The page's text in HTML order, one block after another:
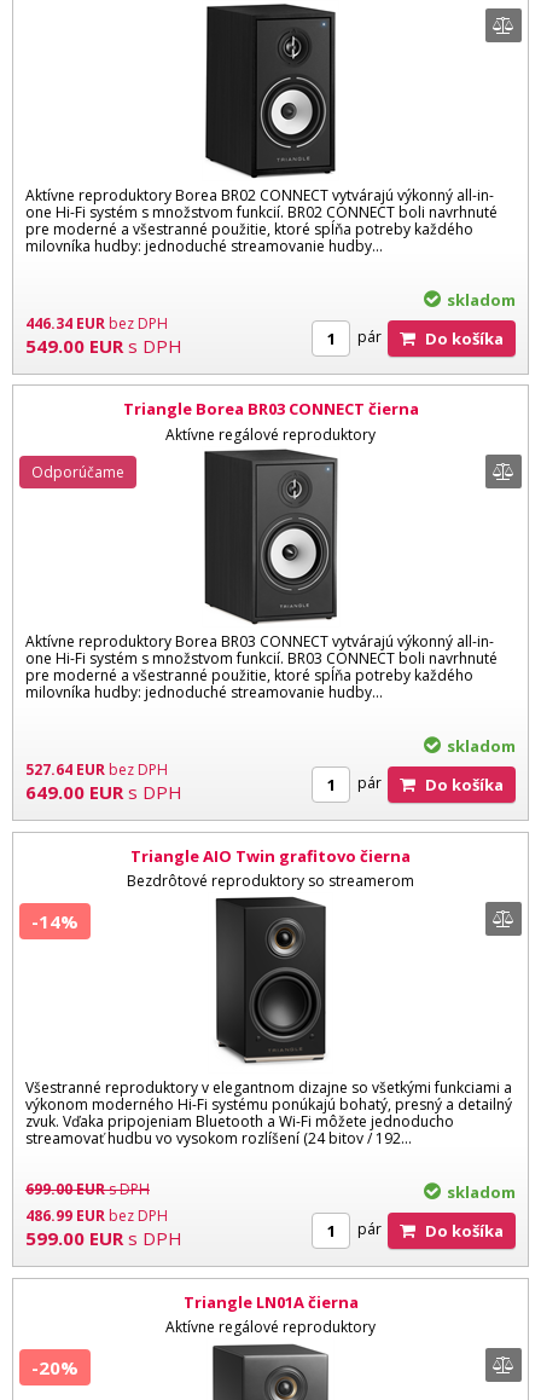
Aktívne reproduktory Borea BR02 CONNECT vytvárajú výkonný all-in-
one Hi-Fi systém s množstvom funkcií. BR02 CONNECT boli navrhnuté
pre moderné a všestranné použitie, ktoré spĺňa potreby každého
milovníka hudby: jednoduché streamovanie hudby...
446.34 EURbez DPH
549.00 EUR s DPH
skladom
pár Do košíka
Triangle Borea BR03 CONNECT čierna
Aktívne regálové reproduktory
Aktívne reproduktory Borea BR03 CONNECT vytvárajú výkonný all-in-
one Hi-Fi systém s množstvom funkcií. BR03 CONNECT boli navrhnuté
pre moderné a všestranné použitie, ktoré spĺňa potreby každého
milovníka hudby: jednoduché streamovanie hudby...
527.64 EURbez DPH
649.00 EUR s DPH
Odporúčame
skladom
pár Do košíka
Triangle AIO Twin grafitovo čierna
Bezdrôtové reproduktory so streamerom
Všestranné reproduktory v elegantnom dizajne so všetkými funkciami a
výkonom moderného Hi-Fi systému ponúkajú bohatý, presný a detailný
zvuk. Vďaka pripojeniam Bluetooth a Wi-Fi môžete jednoducho
streamovať hudbu vo vysokom rozlíšení (24 bitov / 192...
699.00EURs DPH
486.99 EURbez DPH
599.00 EUR s DPH
-14%
skladom
pár Do košíka
Triangle LN01A čierna
Aktívne regálové reproduktory
-20%